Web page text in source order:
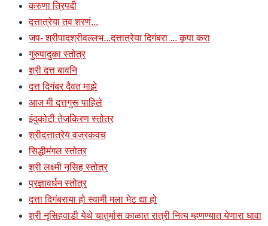
करुणा त्रिपदी
दत्तात्रेया तव शरणं...
जप- श्रीपादश्रीवल्लभ...दत्तात्रेया दिगंबरा ... कृपा करा
गुरुपादुका स्तोत्र
श्री दत्त बावनि
दत्त दिगंबर दैवत माझे
आज मी दत्तगुरू पाहिले
इंदुकोटी तेजकिरण स्तोत्र
श्रीदत्तात्रेय वज्रकवच
सिद्धीमंगल स्तोत्र
श्री लक्ष्मी नृसिह स्तोत्र
प्रज्ञावर्धन स्तोत्र
दत्ता दिगंबराया हो स्वामी मला भेट द्या हो
श्री नृसिहवाडी येथे चातुर्मास काळात रात्री नित्य म्हणण्यात येणारा धावा